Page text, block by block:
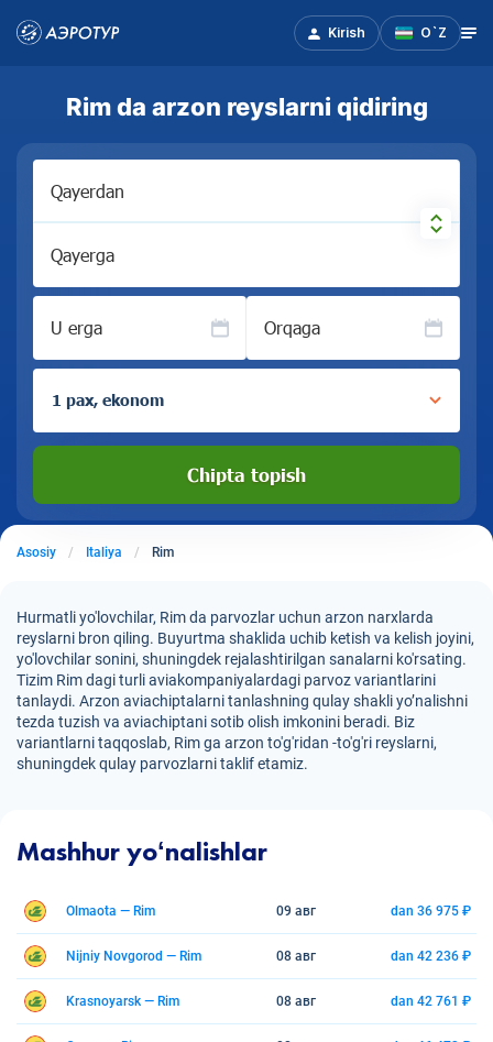
Kirish O`Z
Rim da arzon reyslarni qidiring
Qayerdan
Qayerga
U erga Orqaga
1 pax, ekonom
Chipta topish
Asosiy Italiya Rim
Hurmatli yo'lovchilar, Rim da parvozlar uchun arzon narxlarda
reyslarni bron qiling. Buyurtma shaklida uchib ketish va kelish joyini,
yo'lovchilar sonini, shuningdek rejalashtirilgan sanalarni ko'rsating.
Tizim Rim dagi turli aviakompaniyalardagi parvoz variantlarini
tanlaydi. Arzon aviachiptalarni tanlashning qulay shakli yo’nalishni
tezda tuzish va aviachiptani sotib olish imkonini beradi. Biz
variantlarni taqqoslab, Rim ga arzon to'g'ridan -to'g'ri reyslarni,
shuningdek qulay parvozlarni taklif etamiz.
Mashhur yoʻnalishlar
Olmaota — Rim 09 авг dan 36 975 ₽
Nijniy Novgorod — Rim 08 авг dan 42 236 ₽
Krasnoyarsk — Rim 08 авг dan 42 761 ₽